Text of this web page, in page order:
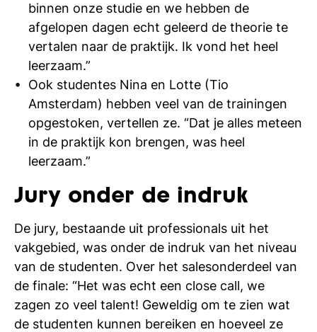
binnen onze studie en we hebben de
afgelopen dagen echt geleerd de theorie te
vertalen naar de praktijk. Ik vond het heel
leerzaam.”
Ook studentes Nina en Lotte (Tio
Amsterdam) hebben veel van de trainingen
opgestoken, vertellen ze. “Dat je alles meteen
in de praktijk kon brengen, was heel
leerzaam.”
Jury onder de indruk
De jury, bestaande uit professionals uit het
vakgebied, was onder de indruk van het niveau
van de studenten. Over het salesonderdeel van
de finale: “Het was echt een close call, we
zagen zo veel talent! Geweldig om te zien wat
de studenten kunnen bereiken en hoeveel ze